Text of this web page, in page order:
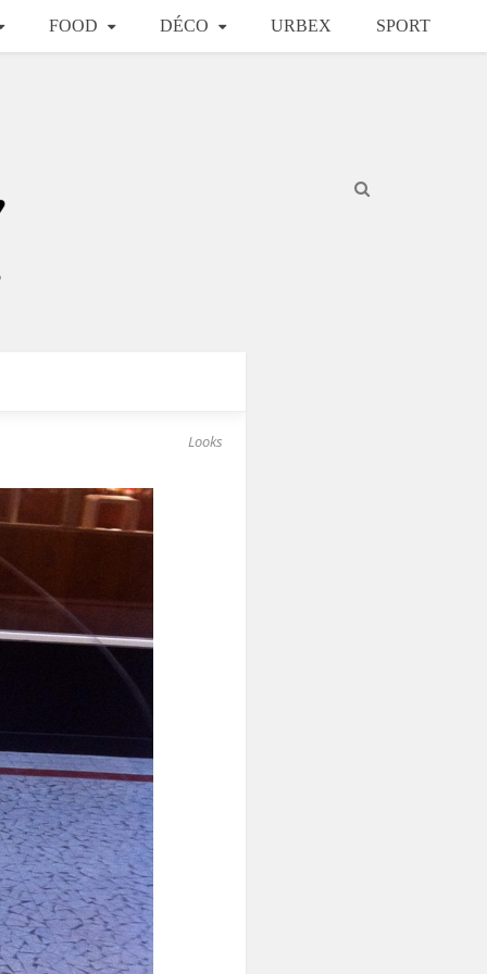
FOOD DÉCO URBEX SPORT
Looks